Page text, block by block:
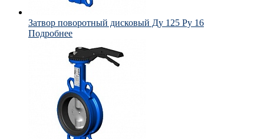
Затвор поворотный дисковый Ду 125 Ру 16
Подробнее